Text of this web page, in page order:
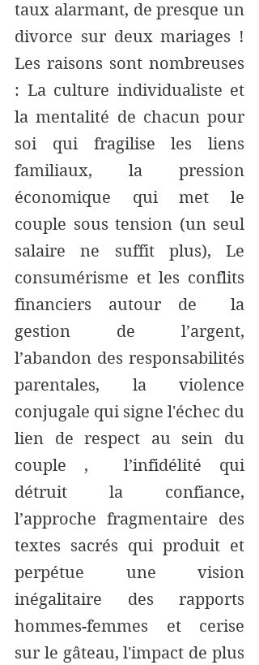
taux alarmant, de presque un
divorce sur deux mariages !
Les raisons sont nombreuses
: La culture individualiste et
la mentalité de chacun pour
soi qui fragilise les liens
familiaux, la pression
économique qui met le
couple sous tension (un seul
salaire ne suffit plus), Le
consumérisme et les conflits
financiers autour de  la
gestion de l’argent,
l’abandon des responsabilités
parentales, la violence
conjugale qui signe l'échec du
lien de respect au sein du
couple ,  l’infidélité qui
détruit la confiance,
l’approche fragmentaire des
textes sacrés qui produit et
perpétue une vision
inégalitaire des rapports
hommes-femmes et cerise
sur le gâteau, l'impact de plus